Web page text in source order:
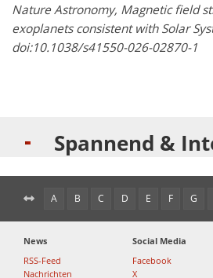
Nature Astronomy, Magnetic field
exoplanets consistent with Solar
doi:10.1038/s41550-026-02870-1
Spannend &
A B C D E F G
News
RSS-Feed
Nachrichten
Social Media
Facebook
X